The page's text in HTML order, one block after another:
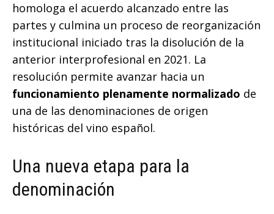
homologa el acuerdo alcanzado entre las
partes y culmina un proceso de reorganización
institucional iniciado tras la disolución de la
anterior interprofesional en 2021. La
resolución permite avanzar hacia un
funcionamiento plenamente normalizado de
una de las denominaciones de origen
históricas del vino español.
Una nueva etapa para la
denominación